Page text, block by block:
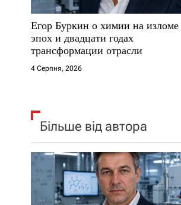
с
і
в
Егор Буркин о химии на изломе
эпох и двадцати годах
трансформации отрасли
4 Серпня, 2026
Більше від автора